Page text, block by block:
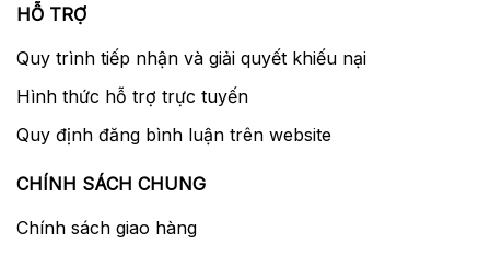
HỖ TRỢ
Quy trình tiếp nhận và giải quyết khiếu nại
Hình thức hỗ trợ trực tuyến
Quy định đăng bình luận trên website
CHÍNH SÁCH CHUNG
Chính sách giao hàng